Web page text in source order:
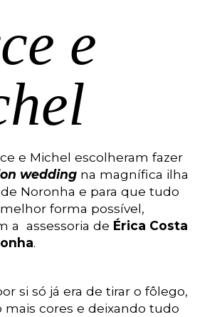
e
e Michel escolheram fazer
wedding na magnífica ilha
Noronha e para que tudo
forma possível,
a  assessoria de Érica Costa
.
si só já era de tirar o fôlego,
mais cores e deixando tudo